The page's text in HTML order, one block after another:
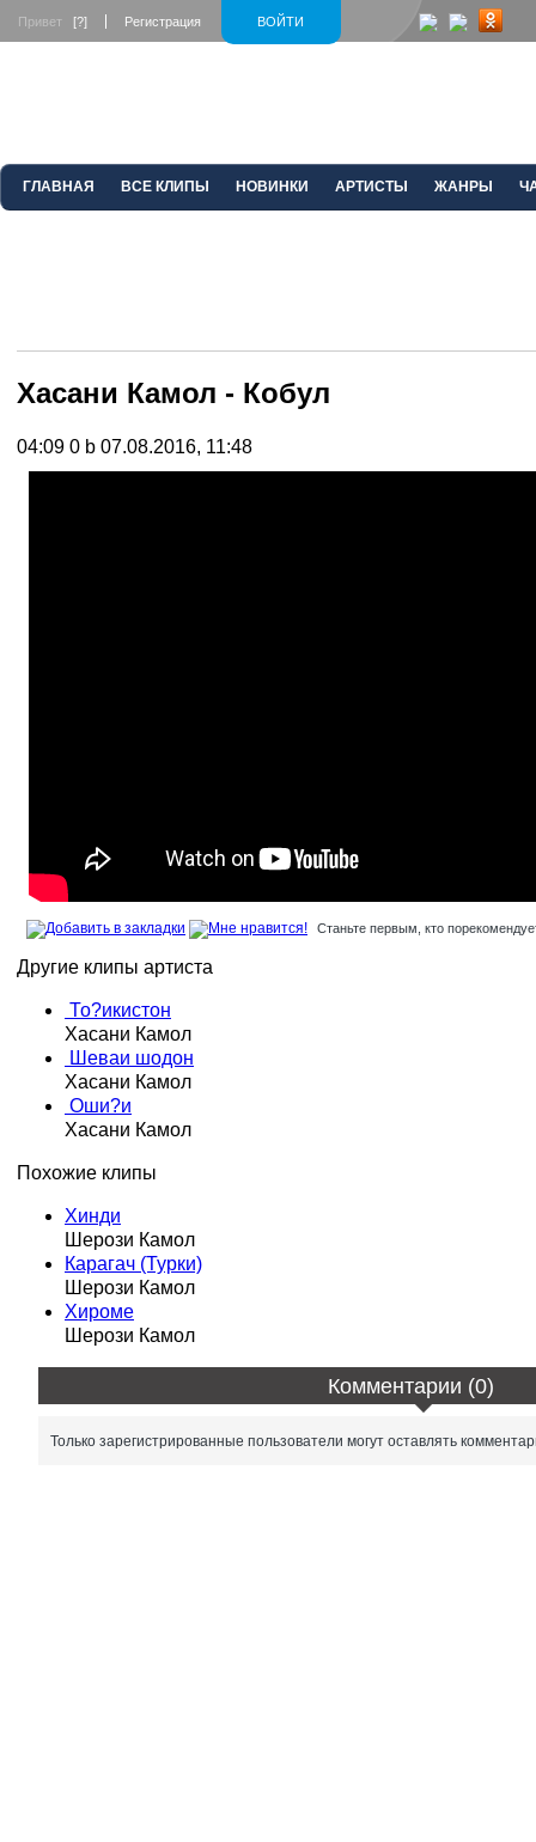
ВОЙТИ
Привет [?] Регистрация
ГЛАВНАЯ ВСЕ КЛИПЫ НОВИНКИ АРТИСТЫ ЖАНРЫ
Хасани Камол - Кобул
04:09 0 b 07.08.2016, 11:48
Станьте первым, кто
Другие клипы артиста
То?икистон
Хасани Камол
Шеваи шодон
Хасани Камол
Оши?и
Хасани Камол
Похожие клипы
Хинди
Шерози Камол
Карагач (Турки)
Шерози Камол
Хироме
Шерози Камол
Комментарии (0)
Только зарегистрированные пользователи могут оставлять